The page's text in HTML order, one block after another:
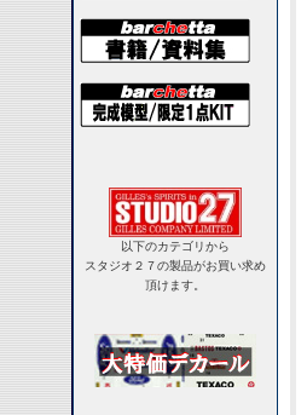
以下のカテゴリから
スタジオ２７の製品がお買い求め
頂けます。